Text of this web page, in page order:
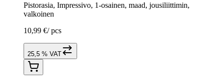
Pistorasia, Impressivo, 1-osainen, maad, jousiliittimin,
valkoinen
10,99 €/ pcs
25,5 % VAT